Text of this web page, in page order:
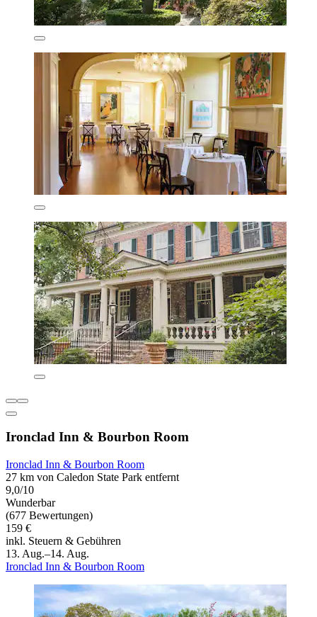
Ironclad Inn & Bourbon Room
Ironclad Inn & Bourbon Room
27 km von Caledon State Park entfernt
9,0/10
Wunderbar
(677 Bewertungen)
159 €
inkl. Steuern & Gebühren
13. Aug.–14. Aug.
Ironclad Inn & Bourbon Room